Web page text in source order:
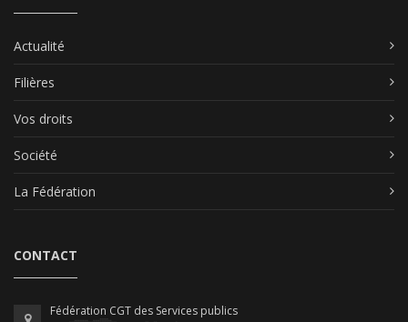
Actualité
Filières
Vos droits
Société
La Fédération
CONTACT
Fédération CGT des Services publics